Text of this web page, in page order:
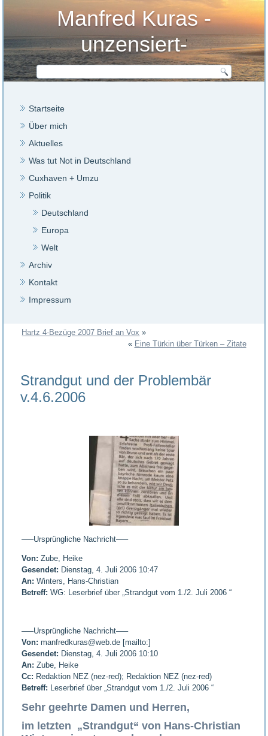
Manfred Kuras -
unzensiert-
Startseite
Über mich
Aktuelles
Was tut Not in Deutschland
Cuxhaven + Umzu
Politik
Deutschland
Europa
Welt
Archiv
Kontakt
Impressum
Hartz 4-Bezüge 2007 Brief an Vox »
« Eine Türkin über Türken – Zitate
Strandgut und der Problembär
v.4.6.2006
—–Ursprüngliche Nachricht—–
Von: Zube, Heike
Gesendet: Dienstag, 4. Juli 2006 10:47
An: Winters, Hans-Christian
Betreff: WG: Leserbrief über „Strandgut vom 1./2. Juli 2006 “
—–Ursprüngliche Nachricht—–
Von: manfredkuras@web.de [mailto:]
Gesendet: Dienstag, 4. Juli 2006 10:10
An: Zube, Heike
Cc: Redaktion NEZ (nez-red); Redaktion NEZ (nez-red)
Betreff: Leserbrief über „Strandgut vom 1./2. Juli 2006 “
Sehr geehrte Damen und Herren,
im letzten „Strandgut“ von Hans-Christian